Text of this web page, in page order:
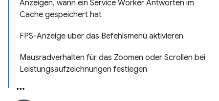
Anzeigen, wann ein Service Worker Antworten im
Cache gespeichert hat
FPS-Anzeige über das Befehlsmenü aktivieren
Mausradverhalten für das Zoomen oder Scrollen bei
Leistungsaufzeichnungen festlegen